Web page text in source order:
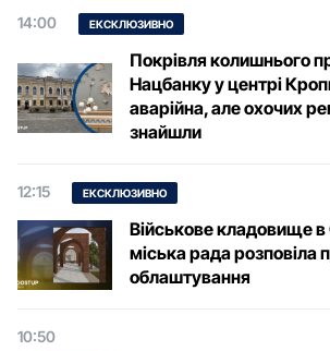
14:00 ЕКСКЛЮЗИВНО
Покрівля колишнього
Нацбанку у центрі
аварійна, але охочих
знайшли
12:15 ЕКСКЛЮЗИВНО
Військове кладовище в
міська рада розповіла
облаштування
10:50